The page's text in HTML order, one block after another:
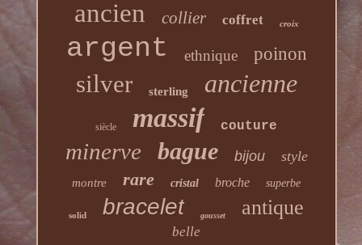
ancien collier coffret croix
argent ethnique poinon
silver sterling ancienne
siècle massif couture
minerve bague bijou style
montre rare cristal broche superbe
solid bracelet gousset antique
belle